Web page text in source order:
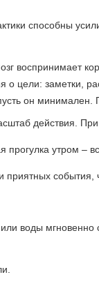
способны
воспринимает
цели: заметки,
он минимален.
действия.
прогулка утром –
приятных
воды